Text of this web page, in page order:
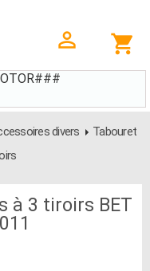
divers
Tabouret
à 3 tiroirs BET